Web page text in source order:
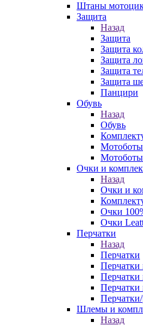
Штаны
Защита
Назад
Защита
Защита
Защита
Защита
Защита
Панцири
Обувь
Назад
Обувь
Мотоботы
Очки и
Назад
Очки и
Очки
Очки
Перчатки
Назад
Перчатки
Перчатки
Перчатки
Перчатки
Шлемы и
Назад